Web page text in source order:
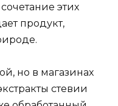
этих
продукт,
но в магазинах
стевии